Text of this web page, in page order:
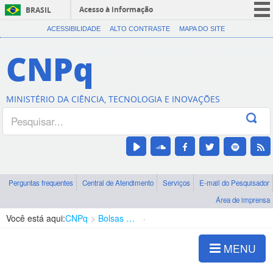
BRASIL
Acesso à informação
CORONAVÍRUS (COVID-19)
Canais
ACESSIBILIDADE ALTO CONTRASTE MAPA DO SITE
CNPq
MINISTÉRIO DA CIÊNCIA, TECNOLOGIA E INOVAÇÕES
Perguntas frequentes Central de Atendimento Serviços
E-mail do Pesquisador
Área de imprensa
Você está aqui:CNPq Bolsas e Auxílios Vigentes
MENU